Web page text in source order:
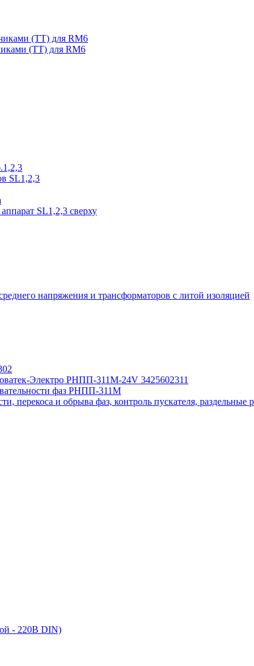
(ТТ) для RM6
(ТТ) для RM6
SL1,2,3
SL1,2,3 сверху
напряжения и трансформаторов с литой изоляцией
Электро РНПП-311М-24V 3425602311
фаз РНПП-311М
перекоса и обрыва фаз, контроль пускателя, раздельные
- 220В DIN)